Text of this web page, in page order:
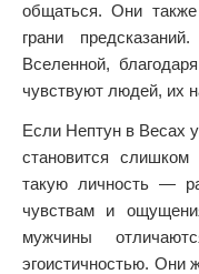
общаться. Они
грани
Вселенной,
чувствуют людей, их
Если Нептун в Весах
становится
такую личность —
чувствам и
мужчины
эгоистичностью. Они